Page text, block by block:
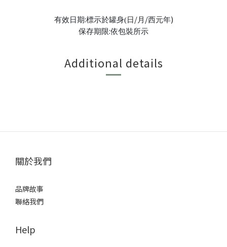
有效日期:標示於罐身(日 /月 /西元年)
保存期限:依包裝所示
Additional details
關於我們
品牌故事
聯絡我們
Help